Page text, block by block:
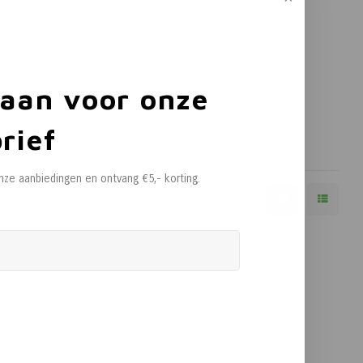
voor onze
aanbiedingen en ontvang €5,- korting.